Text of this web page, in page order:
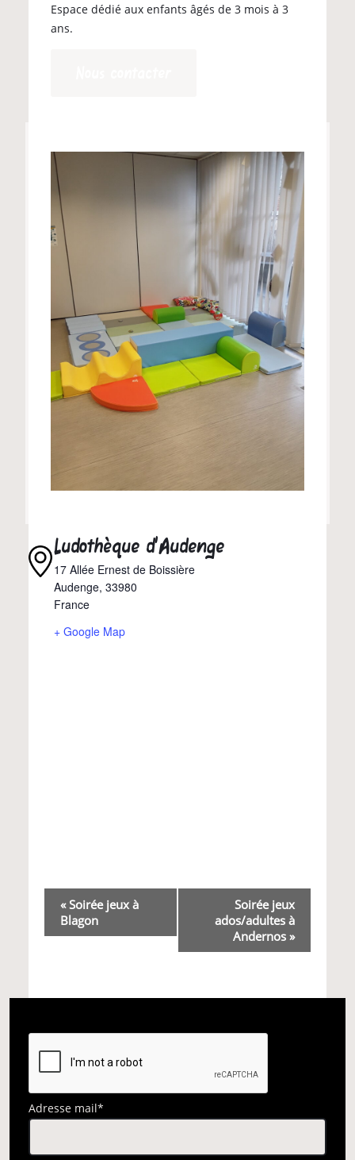
Espace dédié aux enfants âgés de 3 mois à 3
ans.
Ludothèque d’Audenge
17 Allée Ernest de Boissière
Audenge, 33980
France
+ Google Map
Navigation
Évènement
«Soirée jeux à
Blagon
Soirée jeux
ados/adultes à
Andernos »
Adresse mail*